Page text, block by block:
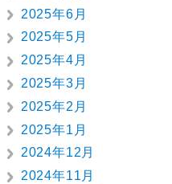
2025年6月
2025年5月
2025年4月
2025年3月
2025年2月
2025年1月
2024年12月
2024年11月